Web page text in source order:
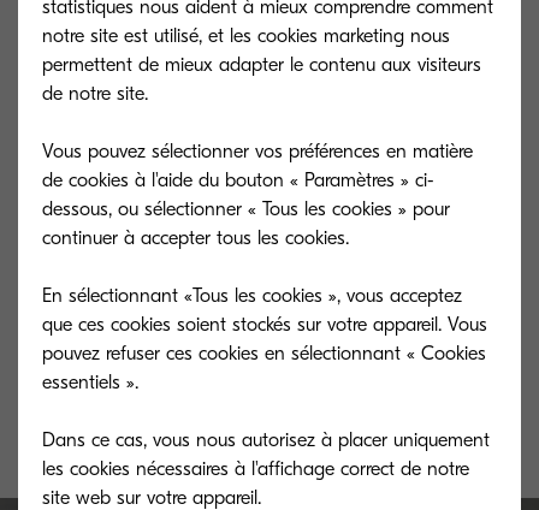
TK-5240M
Magenta toner yield 3,000 pages in
accordance with ISO /IEC 19798.
TK-5240Y
Yellow toner
statistiques nous aident à mieux comprendre comment
notre site est utilisé, et les cookies marketing nous
permettent de mieux adapter le contenu aux visiteurs
de notre site.
Vous pouvez sélectionner vos préférences en matière
de cookies à l'aide du bouton « Paramètres » ci-
dessous, ou sélectionner « Tous les cookies » pour
continuer à accepter tous les cookies.
En sélectionnant «Tous les cookies », vous acceptez
que ces cookies soient stockés sur votre appareil. Vous
pouvez refuser ces cookies en sélectionnant « Cookies
essentiels ».
Dans ce cas, vous nous autorisez à placer uniquement
les cookies nécessaires à l'affichage correct de notre